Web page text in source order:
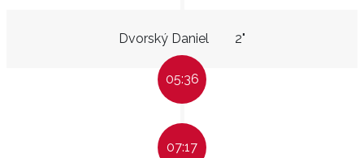
Dvorský Daniel 2"
05:36
07:17